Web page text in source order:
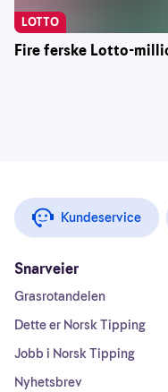
Fire ferske Lotto-
LOTTO
Kundeservice
Snarveier
Grasrotandelen
Dette er Norsk Tipping
Jobb i Norsk Tipping
Nyhetsbrev